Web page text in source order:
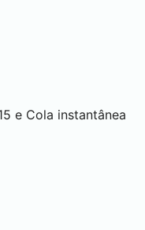
e Cola instantânea